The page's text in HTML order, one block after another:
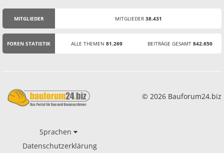
MITGLIEDER MITGLIEDER 38.431
FOREN STATISTIK ALLE THEMEN 81.269 BEITRÄGE GESAMT 842.650
© 2026 Bauforum24.biz
Sprachen
Datenschutzerklärung